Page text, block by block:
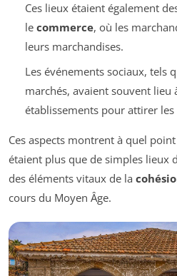
Ces lieux étaient également
le commerce, où les
leurs marchandises.
Les événements sociaux, tels
marchés, avaient souvent lieu
établissements pour attirer les
Ces aspects montrent à quel
étaient plus que de simples lieux
des éléments vitaux de la
cours du Moyen Âge.